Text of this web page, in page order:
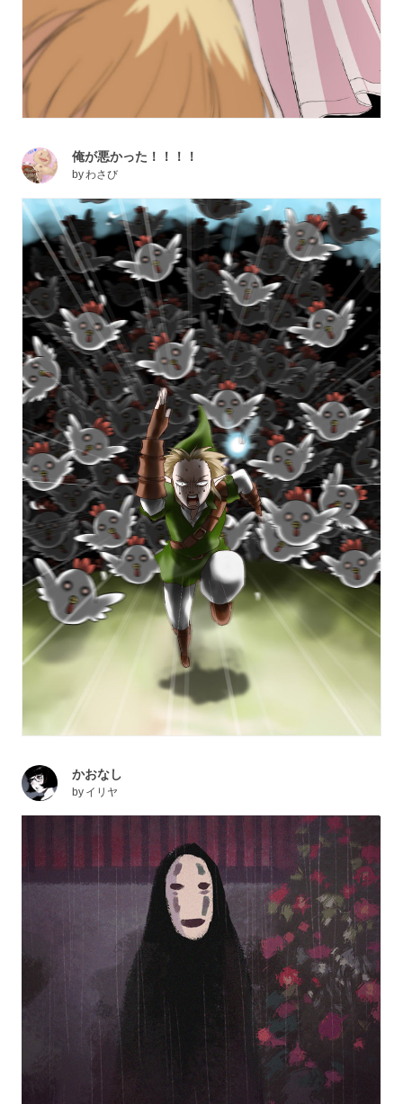
俺が悪かった！！！！
byわさび
かおなし
by イリヤ